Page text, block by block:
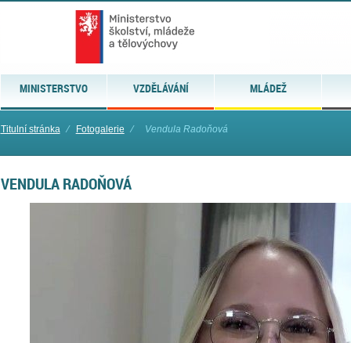
MINISTERSTVO VZDĚLÁVÁNÍ MLÁDEŽ
Titulní stránka ⁄ Fotogalerie ⁄ Vendula Radoňová
VENDULA RADOŇOVÁ